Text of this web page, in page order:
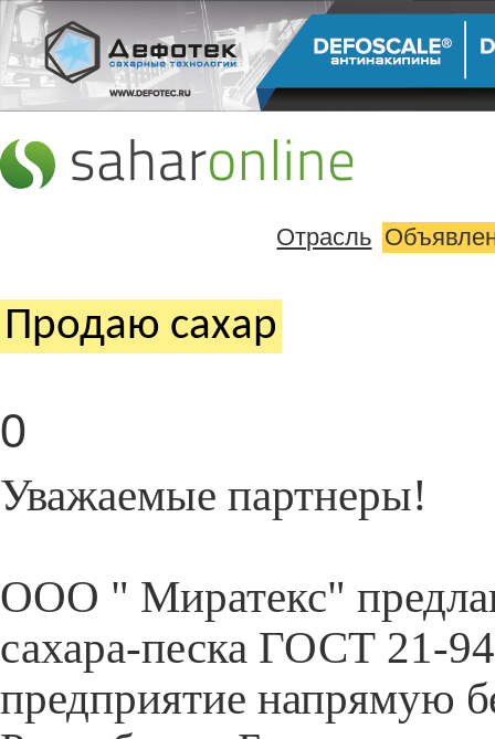
Отрасль
Продаю cахар
0
Уважаемые партнеры!
ООО " Миратекс"
сахара-песка ГОСТ 21-
предприятие напрямую